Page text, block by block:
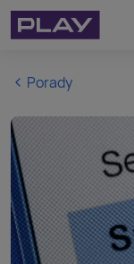
Porady